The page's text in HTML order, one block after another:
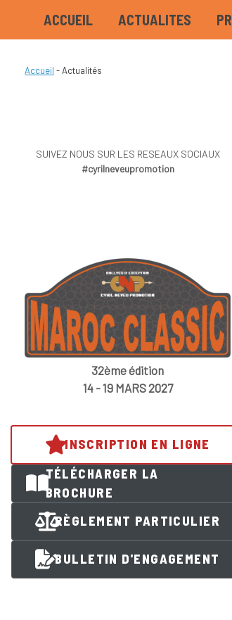
ACCUEIL ACTUALITES
Accueil -Actualités
SUIVEZ NOUS SUR LES RESEAUX SOCIAUX
#cyrilneveupromotion
32ème édition
14 - 19 MARS 2027
INSCRIPTION EN LIGNE
TÉLÉCHARGER LA
BROCHURE
RÈGLEMENT PARTICULIER
BULLETIN D'ENGAGEMENT